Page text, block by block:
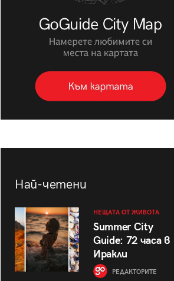
Най-четени
НЕЩАТА ОТ ЖИВОТА
Summer City
Guide: 72 часа в
Иракли
РЕДАКТОРИТЕ